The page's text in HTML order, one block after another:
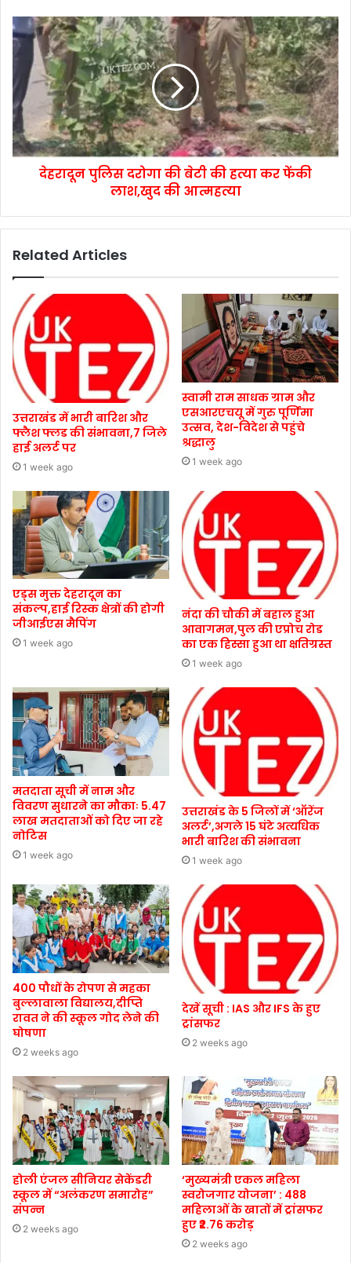
देहरादून पुलिस दरोगा की बेटी की हत्या कर फेंकी
लाश,खुद की आत्महत्या
Related Articles
उत्तराखंड में भारी बारिश और
फ्लैश फ्लड की संभावना,7 जिले
हाई अलर्ट पर
1 week ago
स्वामी राम साधक ग्राम और
एसआरएचयू में गुरु पूर्णिमा
उत्सव, देश-विदेश से पहुंचे
श्रद्धालु
1 week ago
एड्स मुक्त देहरादून का
संकल्प,हाई रिस्क क्षेत्रों की होगी
जीआईएस मैपिंग
1 week ago
नंदा की चौकी में बहाल हुआ
आवागमन,पुल की एप्रोच रोड
का एक हिस्सा हुआ था क्षतिग्रस्त
1 week ago
मतदाता सूची में नाम और
विवरण सुधारने का मौकाः 5.47
लाख मतदाताओं को दिए जा रहे
नोटिस
1 week ago
उत्तराखंड के 5 जिलों में ‘ऑरेंज
अलर्ट’,अगले 15 घंटे अत्यधिक
भारी बारिश की संभावना
1 week ago
400 पौधों के रोपण से महका
बुल्लावाला विद्यालय,दीप्ति
रावत ने की स्कूल गोद लेने की
घोषणा
2 weeks ago
देखें सूची : IAS और IFS के हुए
ट्रांसफर
2 weeks ago
होली एंजल सीनियर सेकेंडरी
स्कूल में “अलंकरण समारोह”
संपन्न
2 weeks ago
‘मुख्यमंत्री एकल महिला
स्वरोजगार योजना’ : 488
महिलाओं के खातों में ट्रांसफर
हुए ₹2.76 करोड़
2 weeks ago